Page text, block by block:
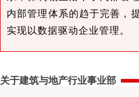
内部管理体系的趋于完善，
实现以数据驱动企业管理。
关于建筑与地产行业事业部